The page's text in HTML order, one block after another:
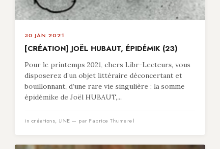
30 JAN 2021
[CRÉATION] JOËL HUBAUT, ÉPIDÉMIK (23)
Pour le printemps 2021, chers Libr-Lecteurs, vous
disposerez d’un objet littéraire déconcertant et
bouillonnant, d’une rare vie singulière : la somme
épidémike de Joël HUBAUT,...
in créations, UNE — par Fabrice Thumerel